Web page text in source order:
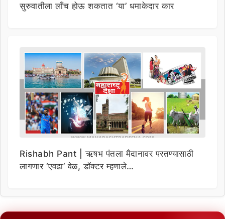
सुरुवातीला लाँच होऊ शकतात ‘या’ धमाकेदार कार
Rishabh Pant | ऋषभ पंतला मैदानावर परतण्यासाठी
लागणार ‘एवढा’ वेळ, डॉक्टर म्हणाले…